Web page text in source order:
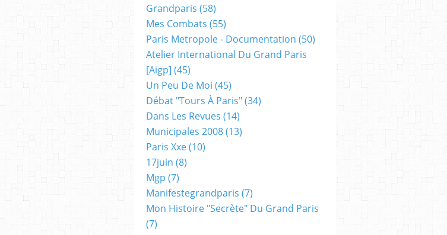
Grandparis (58)
Mes Combats (55)
Paris Metropole - Documentation (50)
Atelier International Du Grand Paris
[aigp] (45)
Un Peu De Moi (45)
Débat "tours À Paris"(34)
Dans Les Revues (14)
Municipales 2008(13)
Paris Xxe(10)
17juin (8)
Mgp (7)
Manifestegrandparis (7)
Mon Histoire "secrète" Du Grand Paris
(7)